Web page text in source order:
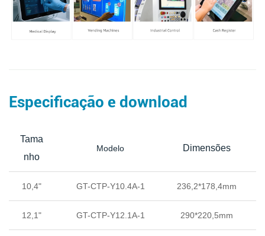
Especificação e download
Tama
nho
Modelo Dimensões
10,4" GT-CTP-Y10.4A-1 236,2*178,4mm
12,1" GT-CTP-Y12.1A-1 290*220,5mm